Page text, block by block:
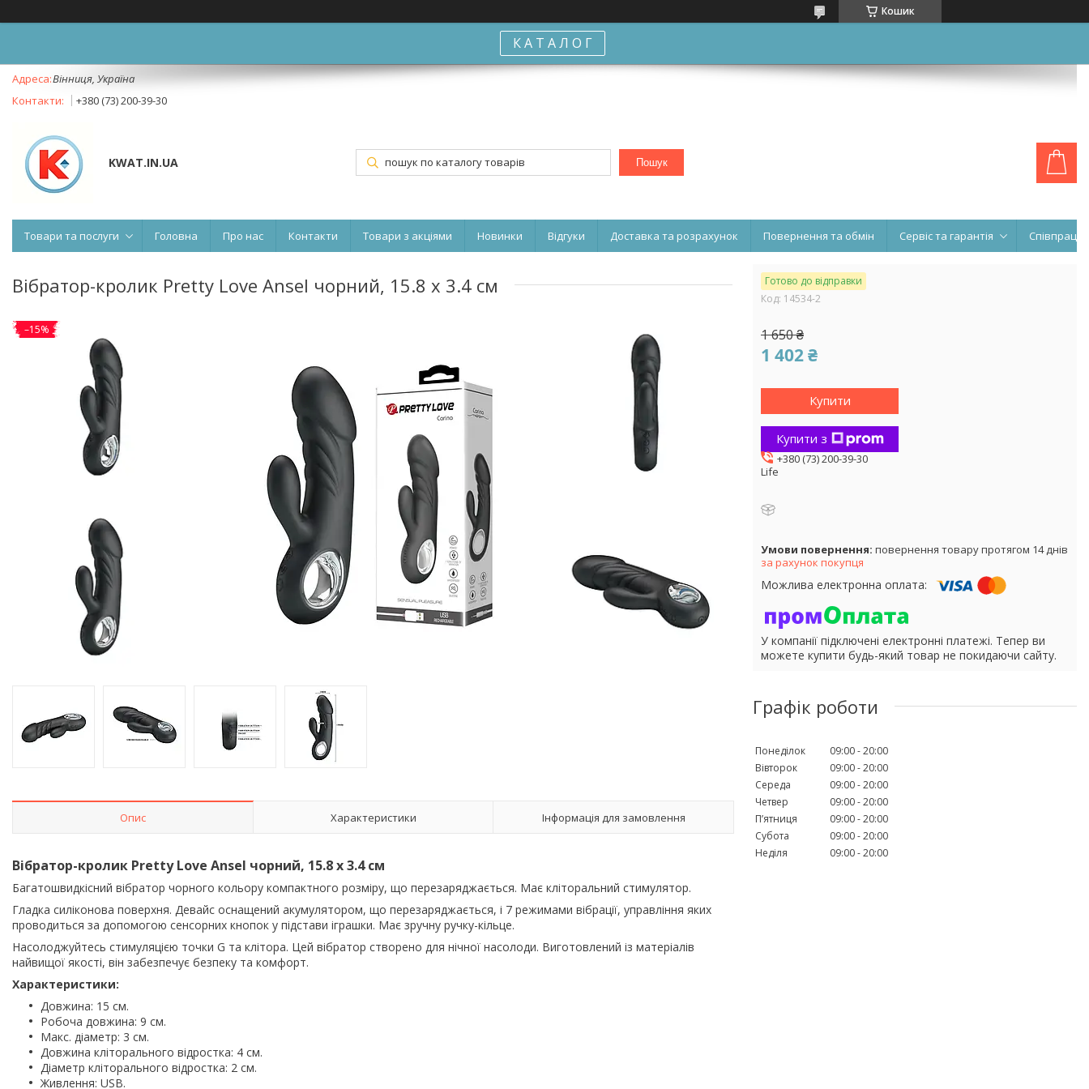
Кошик
К А Т А Л О Г
Вінниця, Україна
+380 (73) 200-39-30
KWAT.IN.UA Пошук
Товари та послуги Головна Про нас Контакти Товари з акціями Новинки Відгуки Доставка та розрахунок Повернення та обмін Сервіс та гарантія Співпраця
Вібратор-кролик Pretty Love Ansel чорний, 15.8 х 3.4 см
–15%
Опис Характеристики Інформація для замовлення
Вібратор-кролик Pretty Love Ansel чорний, 15.8 х 3.4 см
Багатошвидкісний вібратор чорного кольору компактного розміру, що перезаряджається. Має кліторальний стимулятор.
Гладка силіконова поверхня. Девайс оснащений акумулятором, що перезаряджається, і 7 режимами вібрації, управління яких
проводиться за допомогою сенсорних кнопок у підстави іграшки. Має зручну ручку-кільце.
Насолоджуйтесь стимуляцією точки G та клітора. Цей вібратор створено для нічної насолоди. Виготовлений із матеріалів
найвищої якості, він забезпечує безпеку та комфорт.
Характеристики:
Довжина: 15 см.
Робоча довжина: 9 см.
Макс. діаметр: 3 см.
Довжина кліторального відростка: 4 см.
Діаметр кліторального відростка: 2 см.
Живлення: USB.
Готово до відправки
Код: 14534-2
1 650 ₴
1 402 ₴
Купити
Купити з
+380 (73) 200-39-30
Life
повернення товару протягом 14 днів
за рахунок покупця
У компанії підключені електронні платежі. Тепер ви
можете купити будь-який товар не покидаючи сайту.
Графік роботи
Понеділок 09:00 20:00
Вівторок
09:00 20:00
Середа
09:00 20:00
Четвер
09:00 20:00
Пʼятниця
09:00 20:00
Субота
09:00 20:00
Неділя
09:00 20:00